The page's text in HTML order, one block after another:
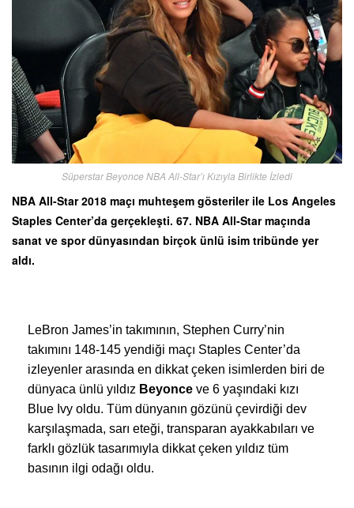
Süperstar Beyonce NBA All-Star’ı Kızıyla Birlikte İzledi
NBA All-Star 2018 maçı muhteşem gösteriler ile Los Angeles
Staples Center’da gerçekleşti. 67. NBA All-Star maçında
sanat ve spor dünyasından birçok ünlü isim tribünde yer
aldı.
LeBron James’in takımının, Stephen Curry’nin
takımını 148-145 yendiği maçı Staples Center’da
izleyenler arasında en dikkat çeken isimlerden biri de
dünyaca ünlü yıldız Beyonce ve 6 yaşındaki kızı
Blue Ivy oldu. Tüm dünyanın gözünü çevirdiği dev
karşılaşmada, sarı eteği, transparan ayakkabıları ve
farklı gözlük tasarımıyla dikkat çeken yıldız tüm
basının ilgi odağı oldu.